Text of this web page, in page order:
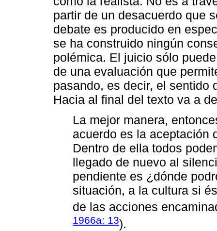
partir de un desacuerdo que
debate es producido en
se ha construido ningún
polémica. El juicio sólo
de una evaluación que
pasando, es decir, el sentido
Hacia al final del texto va a
La mejor manera,
acuerdo es la aceptación
Dentro de ella todos
llegado de nuevo al
pendiente es ¿dónde
situación, a la cultura si
de las acciones
1966a: 13).